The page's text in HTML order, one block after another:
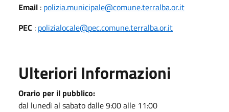
Email : polizia.municipale@comune.terralba.or.it
PEC : polizialocale@pec.comune.terralba.or.it
Ulteriori Informazioni
Orario per il pubblico:
dal lunedì al sabato dalle 9:00 alle 11:00